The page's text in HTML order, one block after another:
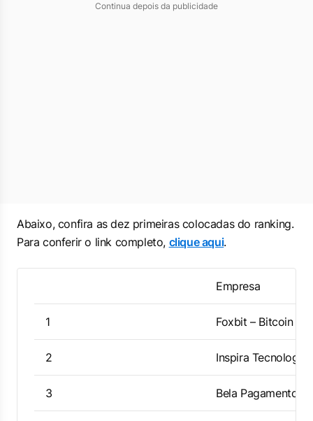
Continua depois da publicidade
Abaixo, confira as dez primeiras colocadas do ranking.
Para conferir o link completo, clique aqui.
Empresa
1 Foxbit – Bitcoin
2 Inspira Tecnologia
3 Bela Pagamentos